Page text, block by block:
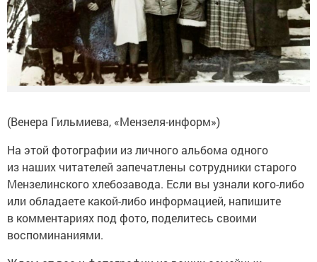
(Венера Гильмиева, «Мензеля-информ»)
На этой фотографии из личного альбома одного
из наших читателей запечатлены сотрудники старого
Мензелинского хлебозавода. Если вы узнали кого-либо
или обладаете какой-либо информацией, напишите
в комментариях под фото, поделитесь своими
воспоминаниями.